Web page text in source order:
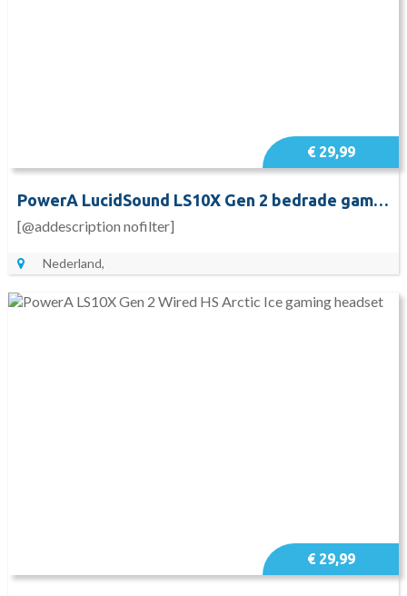
€ 29,99
PowerA LucidSound LS10X Gen 2 bedrade gamingheadset voor Xbox Series X S - Rood vuur gaming headset
[@addescription nofilter]
Nederland,
€ 29,99